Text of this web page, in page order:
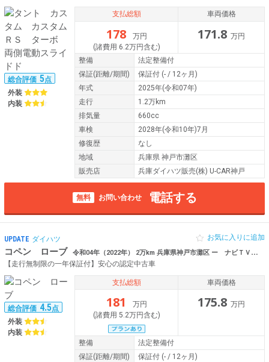
総合評価 5点
外装
内装
支払総額
178
万円
(諸費用 6.2万円含む)
車両価格
171.8 万円
整備
法定整備付
保証(距離/期間) 保証付 (- / 12ヶ月)
年式
2025年(令和07年)
走行
1.2万km
排気量
660cc
車検
2028年(令和10年)7月
修復歴
なし
地域
兵庫県 神戸市灘区
販売店
兵庫ダイハツ販売(株) U-CAR神戸
無料 お問い合わせ 電話する
UPDATE ダイハツ
コペン ローブ 令和04年（2022年） 2万km 兵庫県神戸市灘区 ー ナビＴＶ ＥＴＣ
【走行無制限の一年保証付】安心の認定中古車
お気に入りに追加
総合評価 4.5点
外装
内装
支払総額
181
万円
(諸費用 5.2万円含む)
車両価格
175.8 万円
整備
法定整備付
保証(距離/期間) 保証付 (- / 12ヶ月)